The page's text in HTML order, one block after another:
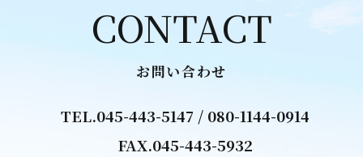
CONTACT
お問い合わせ
TEL.045-443-5147 / 080-1144-0914
FAX.045-443-5932